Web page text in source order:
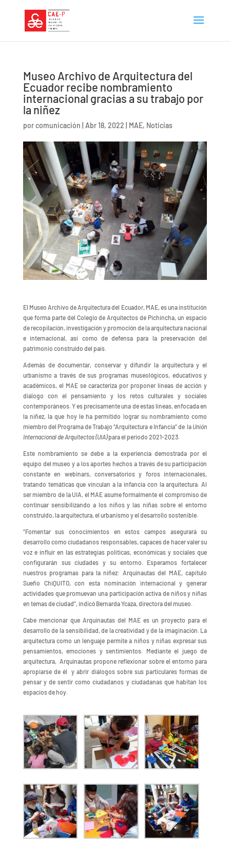
Museo Archivo de Arquitectura del
Ecuador recibe nombramiento
internacional gracias a su trabajo por
la niñez
porcomunicación Abr 18, 2022 MAE, Noticias
El Museo Archivo de Arquitectura del Ecuador, MAE, es una institución
que forma parte del Colegio de Arquitectos de Pichincha, un espacio
de recopilación, investigación y promoción de la arquitectura nacional
e internacional, así como de defensa para la preservación del
patrimonio construido del país.
Además de documentar, conservar y difundir la arquitectura y el
urbanismo a través de sus programas museológicos, educativos y
académicos, el MAE se caracteriza por proponer líneas de acción y
diálogo con el pensamiento y los retos culturales y sociales
contemporáneos. Y es precisamente una de estas líneas, enfocada en
la niñez, la que hoy le ha permitido lograr su nombramiento como
miembro del Programa de Trabajo “Arquitectura e Infancia” de la Unión
Internacional de Arquitectos (UIA)para el periodo 2021-2023.
Este nombramiento se debe a la experiencia demostrada por el
equipo del museo y a los aportes hechos a través de su participación
constante en webinars, conversatorios y foros internacionales,
tratando temáticas que vinculan a la infancia con la arquitectura. Al
ser miembro de la UIA, el MAE asume formalmente el compromiso de
continuar sensibilizando a los niños y las niñas sobre el entorno
construido, la arquitectura, el urbanismo y el desarrollo sostenible.
“Fomentar sus conocimientos en estos campos asegurará su
desarrollo como ciudadanos responsables, capaces de hacer valer su
voz e influir en las estrategias políticas, económicas y sociales que
configurarán sus ciudades y su entorno. Esperamos fortalecer
nuestros programas para la niñez: Arquinautas del MAE, capítulo
Sueño ChiQUITO, con esta nominación internacional y generar
actividades que promuevan una participación activa de niños y niñas
en temas de ciudad”, indicó Bernarda Ycaza, directora del museo.
Cabe mencionar que Arquinautas del MAE es un proyecto para el
desarrollo de la sensibilidad, de la creatividad y de la imaginación. La
arquitectura como un lenguaje permite a niños y niñas expresar sus
pensamientos, emociones y sentimientos. Mediante el juego de
arquitectura, Arquinautas propone reflexionar sobre el entorno para
apropiarse de él y abrir diálogos sobre sus particulares formas de
pensar y de sentir como ciudadanos y ciudadanas que habitan los
espacios de hoy.